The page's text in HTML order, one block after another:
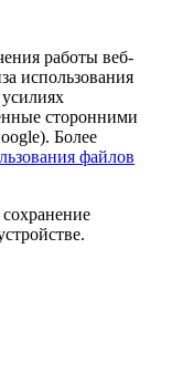
работы веб-
использования
сторонними
Более
файлов